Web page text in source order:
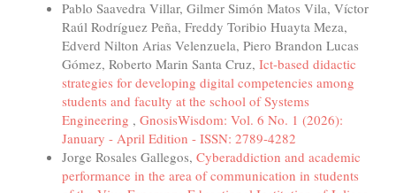
Pablo Saavedra Villar, Gilmer Simón Matos Vila, Víctor
Raúl Rodríguez Peña, Freddy Toribio Huayta Meza,
Edverd Nilton Arias Velenzuela, Piero Brandon Lucas
Gómez, Roberto Marin Santa Cruz, Ict-based didactic
strategies for developing digital competencies among
students and faculty at the school of Systems
Engineering , GnosisWisdom: Vol. 6 No. 1 (2026):
January - April Edition - ISSN: 2789-4282
Jorge Rosales Gallegos, Cyberaddiction and academic
performance in the area of communication in students